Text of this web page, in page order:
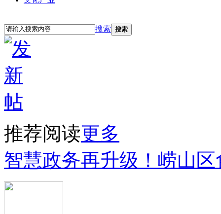
搜索 搜索
推荐阅读更多
智慧政务再升级！崂山